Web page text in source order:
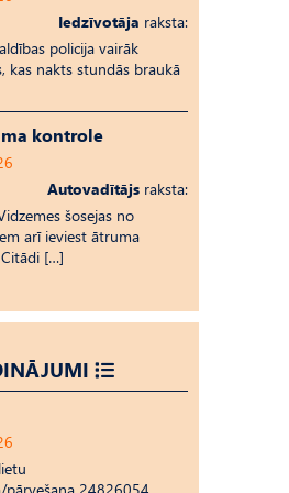
Iedzīvotāja raksta:
policija vairāk
kas nakts stundās braukā
kontrole
Autovadītājs raksta:
šosejas no
arī ieviest ātruma
[…]